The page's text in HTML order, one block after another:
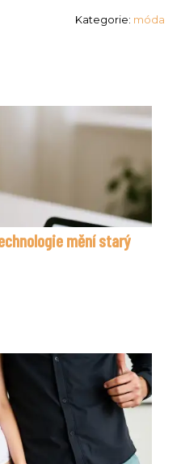
Kategorie: móda
mění starý